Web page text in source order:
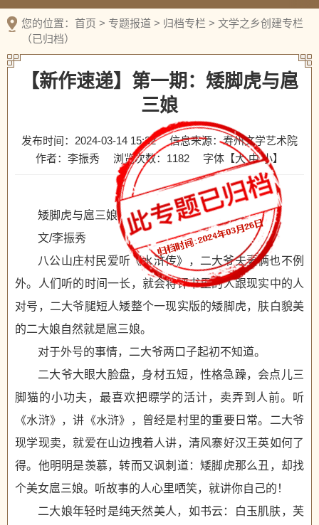
新媒体
您的位置： 首页 > 专题报道 > 归档专栏 > 文学之乡创建专栏
（已归档）
【新作速递】第一期：矮脚虎与扈
三娘
发布时间：2024-03-14 15:32
信息来源：寿州文学艺术院
作者：李振秀
浏览次数： 1182 字体【大 中 小】
矮脚虎与扈三娘
文/李振秀
八公山庄村民爱听《水浒传》，二大爷夫妻俩也不例
外。人们听的时间一长，就会将评书里的人跟现实中的人
对号，二大爷腿短人矮整个一现实版的矮脚虎，肤白貌美
的二大娘自然就是扈三娘。
对于外号的事情，二大爷两口子起初不知道。
二大爷大眼大脸盘，身材五短，性格急躁，会点儿三
脚猫的小功夫，最喜欢把瞟学的活计，卖弄到人前。听
《水浒》，讲《水浒》，曾经是村里的重要日常。二大爷
现学现卖，就爱在山边拽着人讲，清风寨好汉王英如何了
得。他明明是羡慕，转而又讽刺道：矮脚虎那么丑，却找
个美女扈三娘。听故事的人心里哂笑，就讲你自己的！
二大娘年轻时是纯天然美人，如书云：白玉肌肤，芙